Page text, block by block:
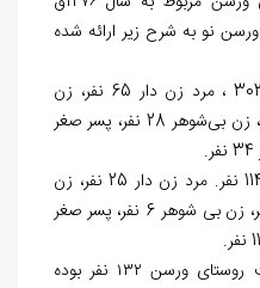
نو به شرح زیر ارائه شده
ورسن کهنه: خانوار65باب، انفاس303 ، مرد زن دار 65 نفر، زن
شوهردار 71 نفر، مرد بی‌زن 17 نفر، زن بی‌شوهر 28 نفر، پسر صغر
ورسن نو: خانوار 25 باب، انفاس 114 نفر. مرد زن دار 25 نفر، زن
شوهردار 28 نفر، مرد بی زن 12 نفر، زن بی شوهر 6 نفر، پسر صغر
براساس آمار سال ۱۲۹۶ق، جمعیت روستای ورسن ۱۳۲ نفر بوده